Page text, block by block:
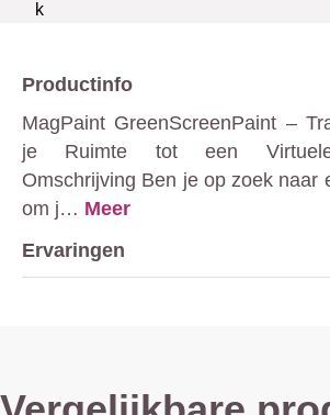
Productinfo
MagPaint GreenScreenPaint –
je Ruimte tot een
Omschrijving Ben je op zoek naar
om j… Meer
Ervaringen